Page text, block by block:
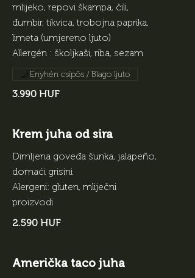
mlijeko, repovi škampa, čili,
đumbir, tikvica, trobojna paprika,
limeta (umjereno ljuto)
Allergén : školjkaši, riba, sezam
3.990 HUF
Enyhén csípős / Blago ljuto
Krem juha od sira
Dimljena goveđa šunka, jalapeño,
domaći grisini
Alergeni: gluten, mliječni
proizvodi
2.590 HUF
Američka taco juha